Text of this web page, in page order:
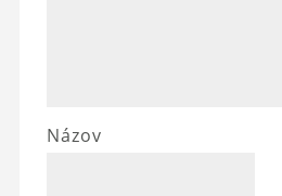
Názov